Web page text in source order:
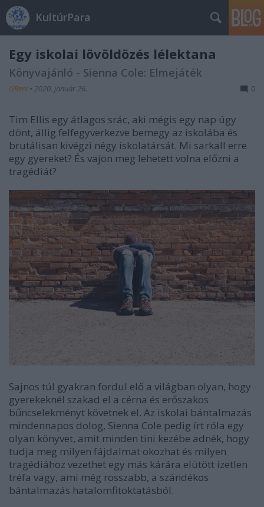
KultúrPara
Egy iskolai lövöldözés lélektana
Könyvajánló - Sienna Cole: Elmejáték
GReni • 2020. január 26. 0
Tim Ellis egy átlagos srác, aki mégis egy nap úgy
dönt, állig felfegyverkezve bemegy az iskolába és
brutálisan kivégzi négy iskolatársát. Mi sarkall erre
egy gyereket? És vajon meg lehetett volna előzni a
tragédiát?
Sajnos túl gyakran fordul elő a világban olyan, hogy
gyerekeknél szakad el a cérna és erőszakos
bűncselekményt követnek el. Az iskolai bántalmazás
mindennapos dolog, Sienna Cole pedig írt róla egy
olyan könyvet, amit minden tini kezébe adnék, hogy
tudja meg milyen fájdalmat okozhat és milyen
tragédiához vezethet egy más kárára elütött ízetlen
tréfa vagy, ami még rosszabb, a szándékos
bántalmazás hatalomfitoktatásból.